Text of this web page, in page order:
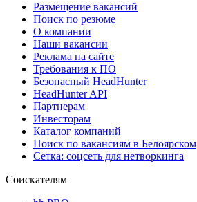
Размещение вакансий
Поиск по резюме
О компании
Наши вакансии
Реклама на сайте
Требования к ПО
Безопасный HeadHunter
HeadHunter API
Партнерам
Инвесторам
Каталог компаний
Поиск по вакансиям в Белоярском
Сетка: соцсеть для нетворкинга
Соискателям